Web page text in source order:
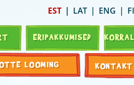
EST LAT ENG
ERIPAKKUMISED
LOOMING KONTAKT